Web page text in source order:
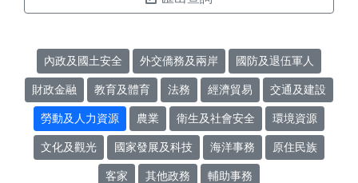
內政及國土安全 外交僑務及兩岸 國防及退伍軍人
財政金融 教育及體育 法務 經濟貿易 交通及建設
勞動及人力資源 農業 衛生及社會安全 環境資源
文化及觀光 國家發展及科技 海洋事務 原住民族
客家 其他政務 輔助事務